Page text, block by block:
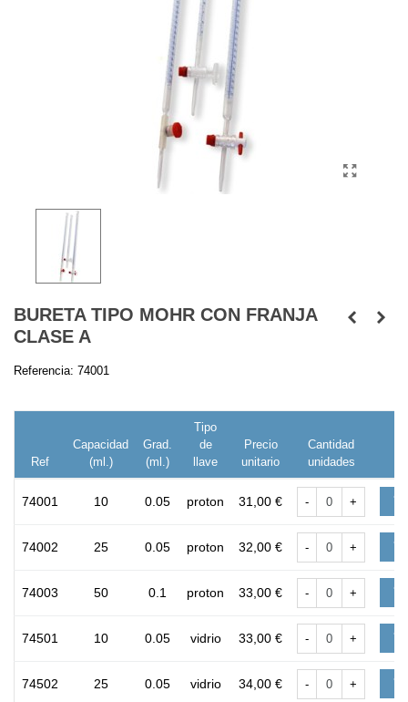
BURETA TIPO MOHR CON FRANJA
CLASE A
Referencia: 74001
Ref
Capacidad
(ml.)
Grad.
(ml.)
Tipo
de
llave
Precio
unitario
Cantidad
unidades
74001 10 0.05 proton 31,00 € - +
74002 25 0.05 proton 32,00 € - +
74003 50 0.1 proton 33,00 € - +
74501 10 0.05 vidrio 33,00 € - +
74502 25 0.05 vidrio 34,00 € - +